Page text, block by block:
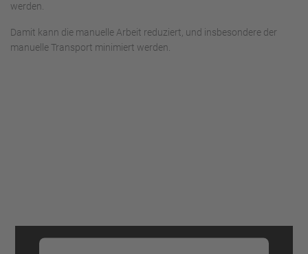
werden.
Damit kann die manuelle Arbeit reduziert, und insbesondere der
manuelle Transport minimiert werden.